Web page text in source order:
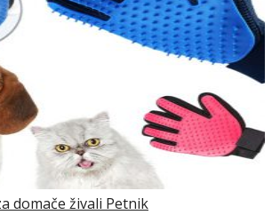
domače živali Petnik